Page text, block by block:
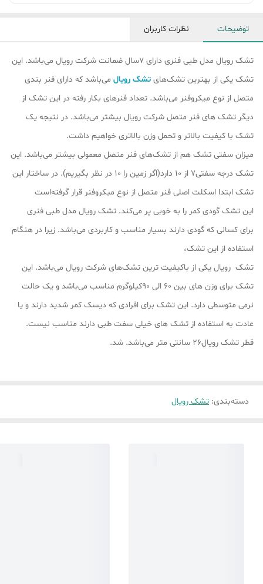
توضیحات نظرات کاربران
تشک رویال مدل طبی فنری دارای 7سال ضمانت شرکت رویال می‌باشد. این
تشک یکی از بهترین تشک‌های تشک رویال می‌باشد که دارای فنر بندی
متصل از نوع میکروفنر می‌باشد. تعداد فنرهای بکار رفته در این تشک از
دیگر تشک ‌های فنر متصل شرکت رویال بیشتر می‌باشد. در نتیجه یک
تشک با کیفیت بالاتر و تحمل وزن بالاتری خواهیم داشت.
میزان سفتی تشک هم از تشک‎‌های فنر متصل معمولی بیشتر می‌باشد. این
تشک درجه سفتی7 از 10 دارد(اگر زمین را 10 در نظر بگیریم). در ساختار این
تشک ابتدا اسکلت اصلی فنر متصل از نوع میکروفنر قرار گرفته‌است
این تشک گودی کمر را به خوبی پر می‌کند. تشک رویال مدل طبی فنری
برای کسانی که گودی دارند بسیار مناسب و کاربردی می‌باشد. زیرا در هنگام
استفاده از این تشک،
تشک رویال یکی از باکیفیت ترین تشک‌های شرکت رویال می‌باشد. این
تشک برای وزن های بین 60 الی 90کیلوگرم مناسب می‌باشد و یک حالت
نرمی متوسطی دارد. این تشک برای افرادی که دیسک کمر شدید دارند و یا
عادت به استفاده از تشک های خیلی سفت طبی دارند مناسب نیست.
قطر تشک رویال26 سانتی متر می‌باشد. شد.
دسته‌بندی: تشک رویال